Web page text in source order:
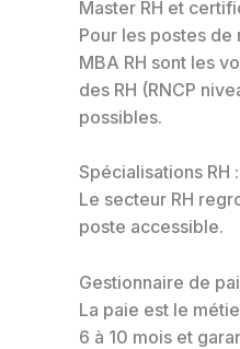
Master RH et
Pour les postes de
MBA RH sont les
des RH (RNCP
possibles.
Spécialisations
Le secteur RH
poste accessible.
Gestionnaire de
La paie est le
6 à 10 mois et